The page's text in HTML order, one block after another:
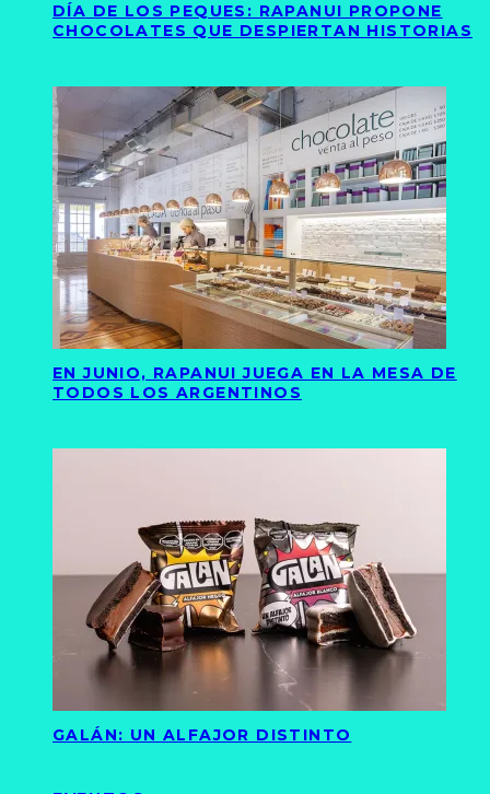
DÍA DE LOS PEQUES: RAPANUI PROPONE
CHOCOLATES QUE DESPIERTAN HISTORIAS
EN JUNIO, RAPANUI JUEGA EN LA MESA DE
TODOS LOS ARGENTINOS
GALÁN: UN ALFAJOR DISTINTO